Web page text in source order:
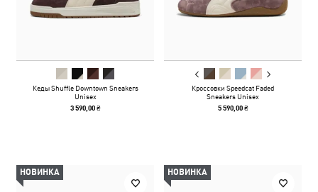
Кеды Shuffle Downtown Sneakers
Unisex
3 590,00 ₴
Кроссовки Speedcat Faded
Sneakers Unisex
5 590,00 ₴
НОВИНКА НОВИНКА